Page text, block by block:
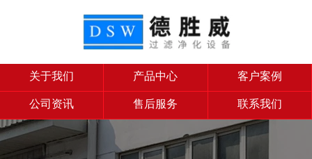
关于我们 产品中心 客户案例
公司资讯 售后服务 联系我们